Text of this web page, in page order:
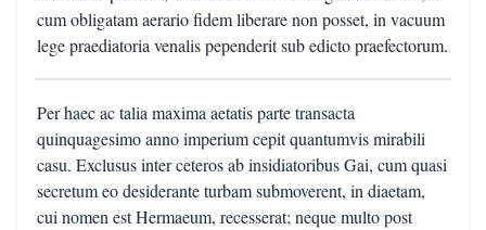
cum obligatam aerario fidem liberare non posset, in vacuum
lege praediatoria venalis pependerit sub edicto praefectorum.
Per haec ac talia maxima aetatis parte transacta
quinquagesimo anno imperium cepit quantumvis mirabili
casu. Exclusus inter ceteros ab insidiatoribus Gai, cum quasi
secretum eo desiderante turbam submoverent, in diaetam,
cui nomen est Hermaeum, recesserat; neque multo post